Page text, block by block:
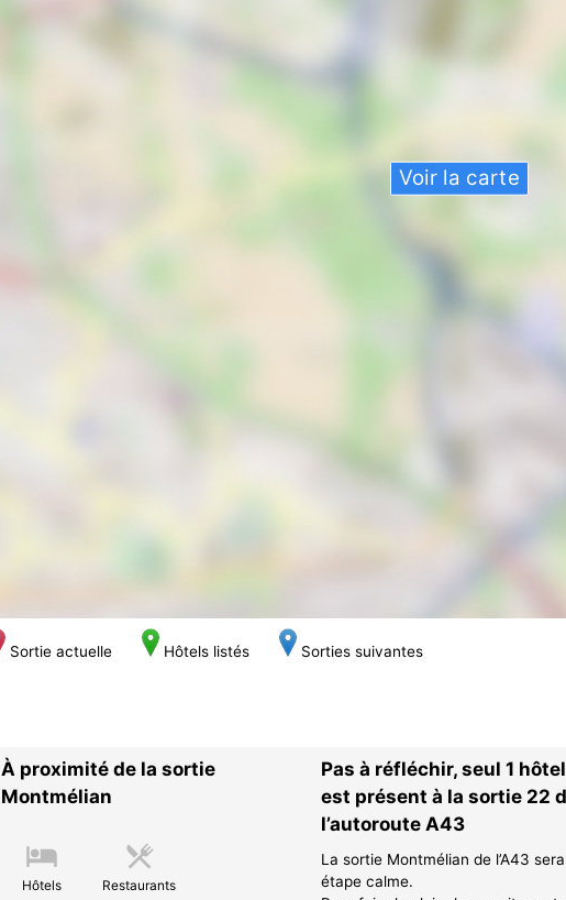
Voir la carte
Sortie actuelle Hôtels listés Sorties suivantes
À proximité de la sortie
Montmélian
Hôtels Restaurants
Pas à réfléchir, seul 1 hôtel
est présent à la sortie 22
l’autoroute A43
La sortie Montmélian de l’A43
étape calme.